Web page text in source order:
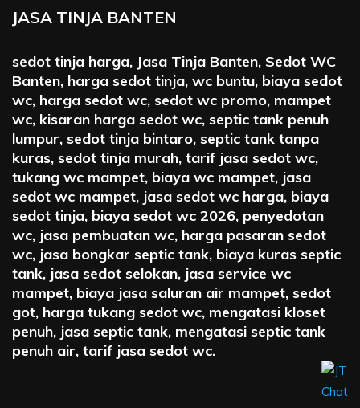
JASA TINJA BANTEN
sedot tinja harga, Jasa Tinja Banten, Sedot WC
Banten, harga sedot tinja, wc buntu, biaya sedot
wc, harga sedot wc, sedot wc promo, mampet
wc, kisaran harga sedot wc, septic tank penuh
lumpur, sedot tinja bintaro, septic tank tanpa
kuras, sedot tinja murah, tarif jasa sedot wc,
tukang wc mampet, biaya wc mampet, jasa
sedot wc mampet, jasa sedot wc harga, biaya
sedot tinja, biaya sedot wc 2026, penyedotan
wc, jasa pembuatan wc, harga pasaran sedot
wc, jasa bongkar septic tank, biaya kuras septic
tank, jasa sedot selokan, jasa service wc
mampet, biaya jasa saluran air mampet, sedot
got, harga tukang sedot wc, mengatasi kloset
penuh, jasa septic tank, mengatasi septic tank
penuh air, tarif jasa sedot wc.